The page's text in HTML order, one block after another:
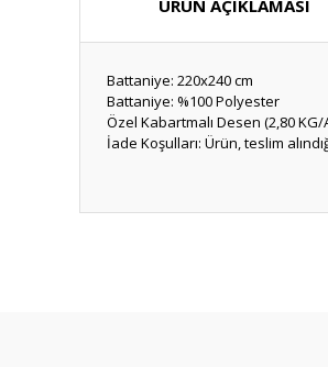
ÜRÜN AÇIKLAMASI
Battaniye: 220x240 cm
Battaniye: %100 Polyester
Özel Kabartmalı Desen (2,80 KG/
İade Koşulları: Ürün, teslim